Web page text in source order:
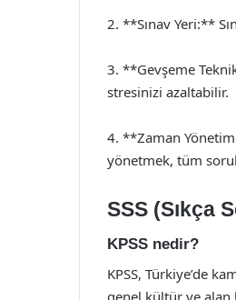
2. **Sınav Yeri:**
3. **Gevşeme
stresinizi azaltabilir.
4. **Zaman
yönetmek, tüm
SSS (Sıkça
KPSS nedir?
KPSS, Türkiye’de
genel kültür ve